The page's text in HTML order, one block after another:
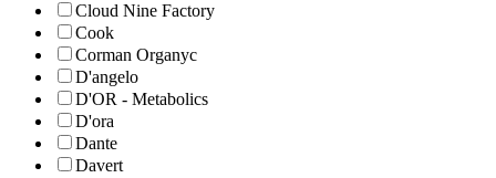
Cloud Nine Factory
Cook
Corman Organyc
D'angelo
D'OR - Metabolics
D'ora
Dante
Davert